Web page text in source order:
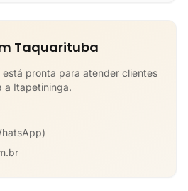
Taquarituba
pronta para atender clientes
a Itapetininga.